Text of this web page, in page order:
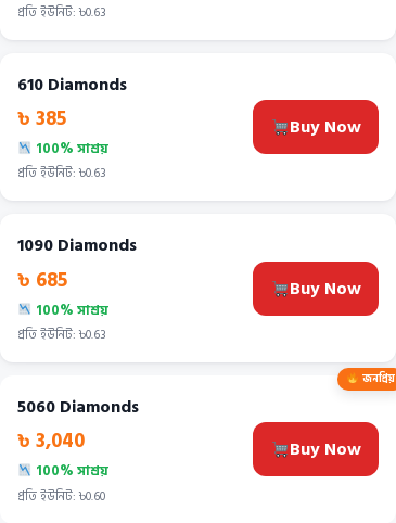
প্রতি ইউনিট: ৳0.63
610 Diamonds
৳ 385
100% সাশ্রয়
প্রতি ইউনিট: ৳0.63
Buy Now
1090 Diamonds
৳ 685
100% সাশ্রয়
প্রতি ইউনিট: ৳0.63
Buy Now
জনপ্রিয়
5060 Diamonds
৳ 3,040
100% সাশ্রয়
প্রতি ইউনিট: ৳0.60
Buy Now